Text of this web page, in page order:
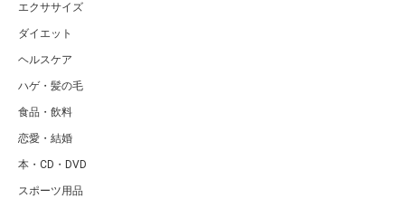
エクササイズ
ダイエット
ヘルスケア
ハゲ・髪の毛
食品・飲料
恋愛・結婚
本・CD・DVD
スポーツ用品